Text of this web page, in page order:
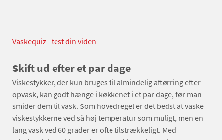
Vaskequiz - test din viden
Skift ud efter et par dage
Viskestykker, der kun bruges til almindelig aftørring efter
opvask, kan godt hænge i køkkenet i et par dage, før man
smider dem til vask. Som hovedregel er det bedst at vaske
viskestykkerne ved så høj temperatur som muligt, men en
lang vask ved 60 grader er ofte tilstrækkeligt. Med